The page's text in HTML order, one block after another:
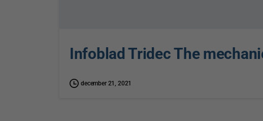
Infoblad Tridec The
december 21, 2021